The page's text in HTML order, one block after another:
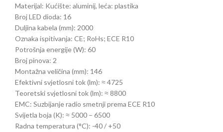
Materijal: Kućište: aluminij, leća: plastika
Broj LED dioda: 16
Duljina kabela (mm): 2000
Oznaka ispitivanja: CE; RoHs; ECE R10
Potrošnja energije (W): 60
Broj pinova: 2
Montažna veličina (mm): 146
Efektivni svjetlosni tok (lm): ≈ 4725
Teoretski svjetlosni tok (lm): ≈ 8800
EMC: Suzbijanje radio smetnji prema ECE R10
Svijetla boja (K): ≈ 5000 – 6500
Radna temperatura (°C): -40 / +50